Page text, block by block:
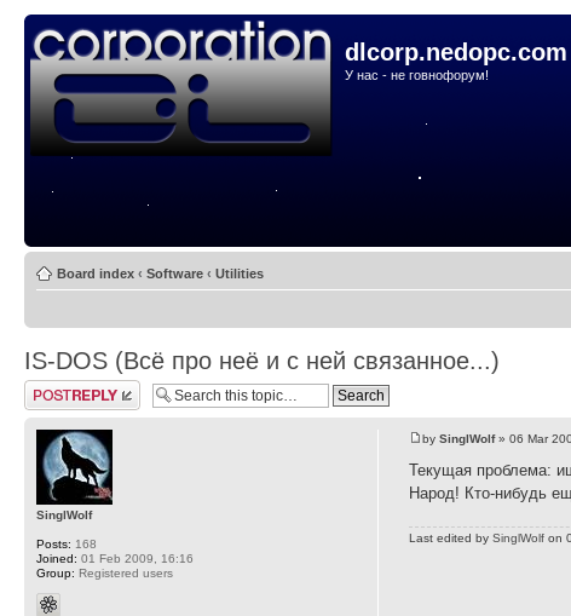
У нас - не говнофорум!
Board index ‹ Software ‹ Utilities
IS-DOS (Всё про неё и с ней связанное...)
Post a reply
bySinglWolf» 06 Mar
Текущая проблема:
Народ! Кто-нибудь
Last edited bySinglWolf on
SinglWolf
Posts: 168
Joined: 01 Feb 2009, 16:16
Group: Registered users